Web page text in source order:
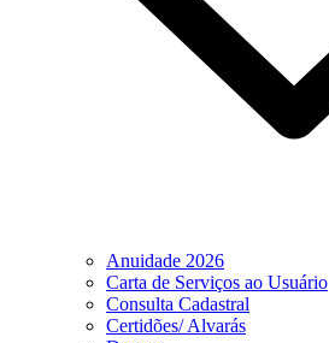
Anuidade 2026
Carta de Serviços ao Usuário
Consulta Cadastral
Certidões/ Alvarás